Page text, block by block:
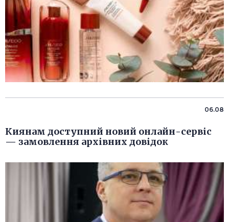
06.08
Киянам доступний новий онлайн-сервіс
— замовлення архівних довідок